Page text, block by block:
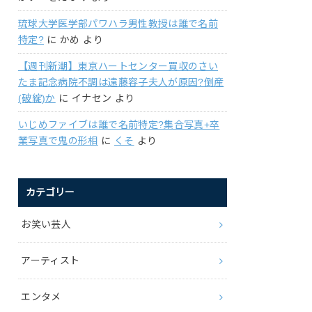
琉球大学医学部パワハラ男性教授は誰で名前
特定? にかめ より
【週刊新潮】東京ハートセンター買収のさい
たま記念病院不調は遠藤容子夫人が原因?倒産
(破綻)か に イナセン より
いじめファイブは誰で名前特定?集合写真+卒
業写真で鬼の形相 に くそ より
カテゴリー
お笑い芸人
アーティスト
エンタメ